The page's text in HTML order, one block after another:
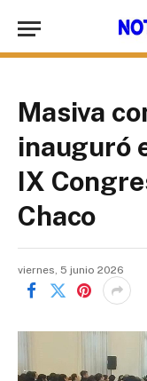
Masiva
inauguró
IX
Chaco
viernes, 5 junio 2026